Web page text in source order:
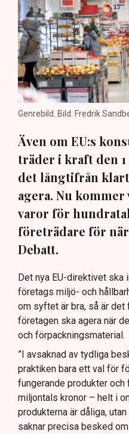
Genrebild. Bild: Fredrik
Även om EU:s
träder i kraft den 1
det långtifrån
agera. Nu kommer
varor för
företrädare för
Debatt.
Det nya EU-direktivet ska
företags miljö- och
om syftet är bra, så är det
företagen ska agera när
och förpackningsmaterial.
”I avsaknad av tydliga
praktiken bara ett val för
fungerande produkter
miljontals kronor – helt i
produkterna är dåliga,
saknar precisa besked